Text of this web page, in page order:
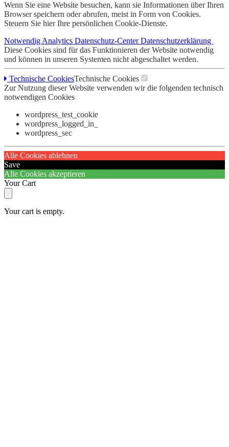
Wenn Sie eine Website besuchen, kann sie Informationen über Ihren
Browser speichern oder abrufen, meist in Form von Cookies.
Steuern Sie hier Ihre persönlichen Cookie-Dienste.
Notwendig Analytics Datenschutz-CenterDatenschutzerklärung
Diese Cookies sind für das Funktionieren der Website notwendig
und können in unseren Systemen nicht abgeschaltet werden.
Technische CookiesTechnische Cookies
Zur Nutzung dieser Website verwenden wir die folgenden technisch
notwendigen Cookies
wordpress_test_cookie
wordpress_logged_in_
wordpress_sec
Alle Cookies ablehnen
Save
Alle Cookies akzeptieren
Your Cart
Your cart is empty.